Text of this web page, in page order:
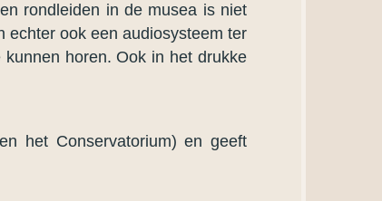
rondleiden in de musea is niet
echter ook een audiosysteem ter
horen. Ook in het drukke
het Conservatorium) en geeft